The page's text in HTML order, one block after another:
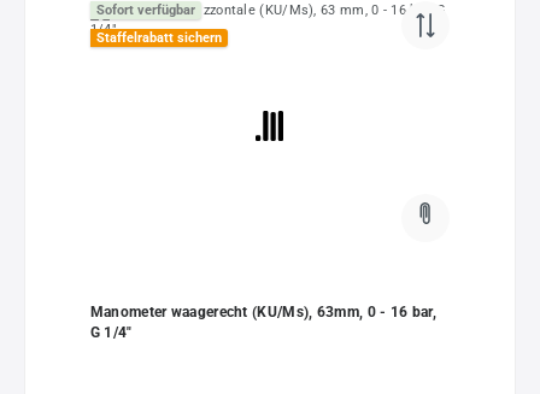
Sofort verfügbar
Staffelrabatt sichern
Manometer waagerecht (KU/Ms), 63mm, 0 - 16 bar,
G 1/4"